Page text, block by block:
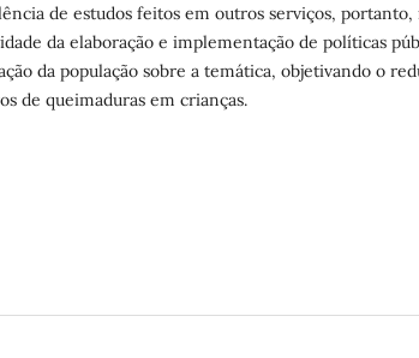
de estudos feitos em outros serviços, portanto,
da elaboração e implementação de políticas
da população sobre a temática, objetivando o
de queimaduras em crianças.